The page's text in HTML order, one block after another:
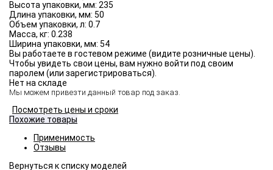
Высота упаковки, мм: 235
Длина упаковки, мм: 50
Объем упаковки, л: 0.7
Масса, кг: 0.238
Ширина упаковки, мм: 54
Вы работаете в гостевом режиме (видите розничные цены).
Чтобы увидеть свои цены, вам нужно войти под своим
паролем (или зарегистрироваться).
Нет на складе
Мы можем привезти данный товар под заказ.
Посмотреть цены и сроки
Похожие товары
Применимость
Отзывы